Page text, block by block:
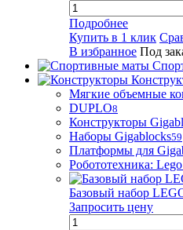
Подробнее
Купить в 1 клик
В избранное Под
Мягкие объемные
DUPLO8
Конструкторы
Наборы Gigablocks59
Платформы для
Робототехника:
Базовый набор
Запросить цену